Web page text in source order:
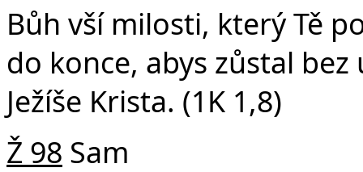
Bůh vší milosti, který Tě
do konce, abys zůstal
Ježíše Krista. (1K 1,8)
Ž 98 Sam